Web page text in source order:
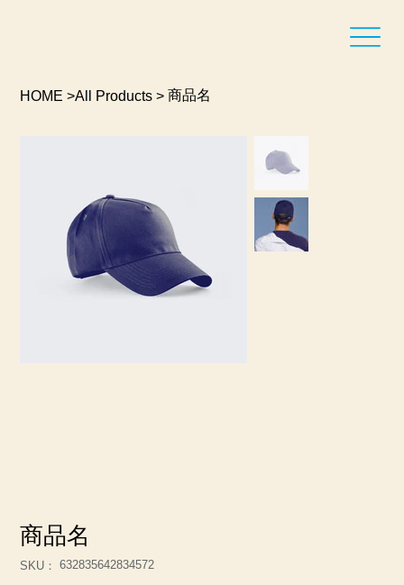
HOME >All Products > 商品名
商品名
SKU：
SKU：
632835642834572